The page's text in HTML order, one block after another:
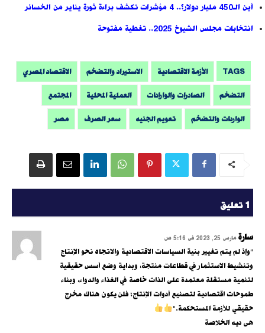
أين الـ450 مليار دولار؟.. 4 مؤشرات تكشف براءة ثورة يناير من الخسائر
انتخابات مجلس الشيوخ 2025.. تغطية مفتوحة
TAGS الأزمة الاقتصادية الاستيراد والتضخم الاقتصاد المصري
التضخم الصادرات والوارادات العملية المحلية المجتمع
الواردات والتضخم تعويم الجنيه سعر الصرف مصر
1 تعليق
سارة مارس 25, 2023 فى 5:16 ص
"وإذ لم يتم تغيير بنية السياسات الاقتصادية والاتجاه نحو الإنتاج
وتنشيط الاستثمار في قطاعات منتجة، وبداية وضع أسس حقيقية
لتنمية مستقلة معتمدة على الذات خاصة في الغذاء والدواء، وبناء
طموحات اقتصادية لتصنيع أدوات الإنتاج؛ فلن يكون هناك مخرج
حقيقي للأزمة المستحكمة."
هى ديه الخلاصة